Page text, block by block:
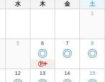
水 木 金 土
1
5 6
◎
7
◎
8
◎
12 13 14 15